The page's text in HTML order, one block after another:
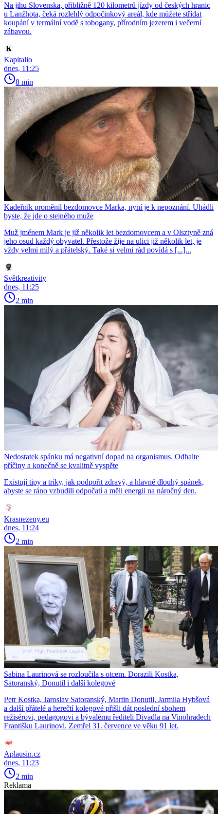
Na jihu Slovenska, přibližně 120 kilometrů jízdy od českých hranic
u Lanžhota, čeká rozlehlý odpočinkový areál, kde můžete střídat
koupání v termální vodě s tobogany, přírodním jezerem i večerní
zábavou.
Kapitalio
dnes, 11:25
8 min
Kadeřník proměnil bezdomovce Marka, nyní je k nepoznání. Uhádli
byste, že jde o stejného muže
Muž jménem Mark je již několik let bezdomovcem a v Olsztyně zná
jeho osud každý obyvatel. Přestože žije na ulici již několik let, je
vždy velmi milý a přátelský. Také si velmi rád povídá s [...]...
Světkreativity
dnes, 11:25
2 min
Nedostatek spánku má negativní dopad na organismus. Odhalte
příčiny a konečně se kvalitně vyspěte
Existují tipy a triky, jak podpořit zdravý, a hlavně dlouhý spánek,
abyste se ráno vzbudili odpočatí a měli energii na náročný den.
Krasnezeny.eu
dnes, 11:24
2 min
Sabina Laurinová se rozloučila s otcem. Dorazili Kostka,
Satoranský, Donutil i další kolegové
Petr Kostka, Jaroslav Satoranský, Martin Donutil, Jarmila Hybšová
a další přátelé a herečtí kolegové přišli dát poslední sbohem
režisérovi, pedagogovi a bývalému řediteli Divadla na Vinohradech
Františku Laurinovi. Zemřel 31. července ve věku 91 let.
Aplausin.cz
dnes, 11:23
2 min
Reklama